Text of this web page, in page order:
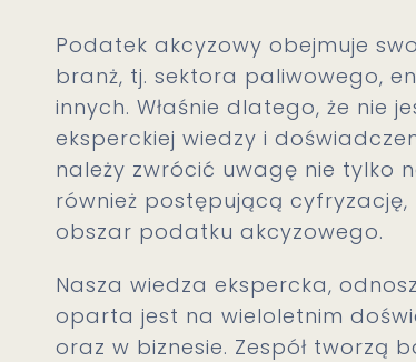
Podatek akcyzowy obejmuje
branż, tj. sektora paliwowego,
innych. Właśnie dlatego, że nie
eksperckiej wiedzy i
należy zwrócić uwagę nie tylko
również postępującą
obszar podatku akcyzowego.
Nasza wiedza ekspercka,
oparta jest na wieloletnim
oraz w biznesie. Zespół